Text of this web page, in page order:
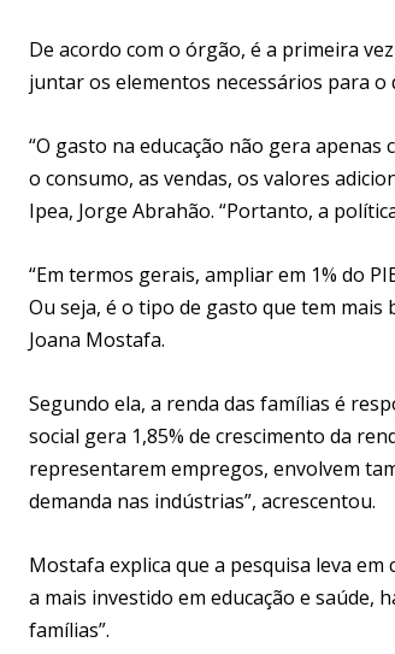
De acordo com o órgão, é a primeira
juntar os elementos necessários para o
“O gasto na educação não gera
o consumo, as vendas, os valores
Ipea, Jorge Abrahão. “Portanto, a
“Em termos gerais, ampliar em 1% do
Ou seja, é o tipo de gasto que tem mais
Joana Mostafa.
Segundo ela, a renda das famílias é
social gera 1,85% de crescimento da
representarem empregos, envolvem
demanda nas indústrias”, acrescentou.
Mostafa explica que a pesquisa leva em
a mais investido em educação e saúde,
famílias”.